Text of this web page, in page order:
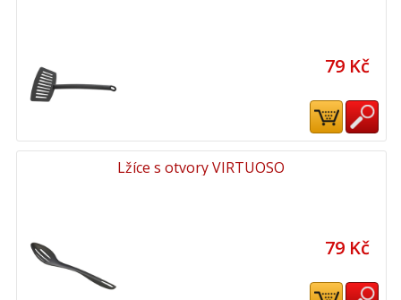
79 Kč
Lžíce s otvory VIRTUOSO
79 Kč